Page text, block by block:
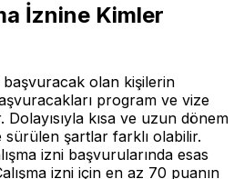
İznine Kimler
başvuracak olan kişilerin
program ve vize
kısa ve uzun dönem
sürülen şartlar farklı olabilir.
izni başvurularında esas
izni için en az 70 puanın